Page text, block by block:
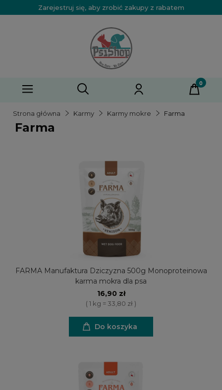
Zarejestruj się, aby zrobić zakupy z rabatem
Strona główna Karmy Karmy mokre Farma
Farma
FARMA Manufaktura Dziczyzna 500g Monoproteinowa
karma mokra dla psa
16,90 zł
( 1 kg = 33,80 zł )
Do koszyka